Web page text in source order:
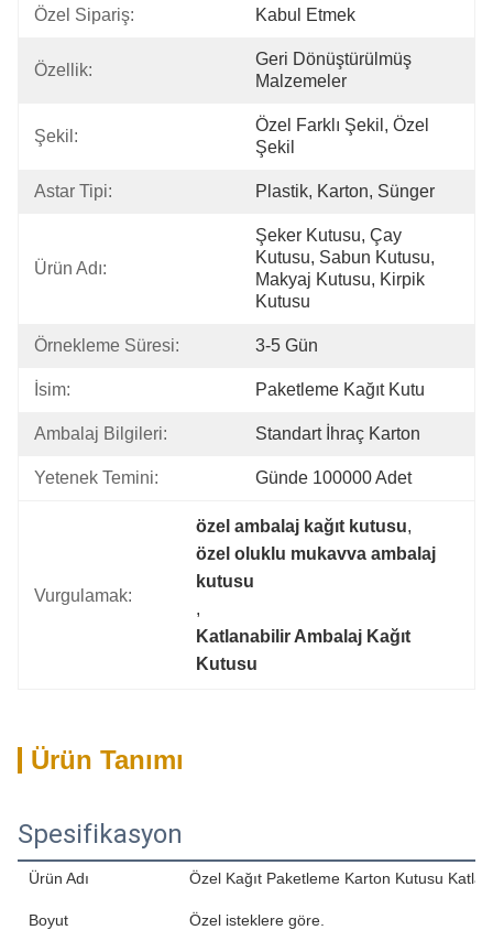
Özel Sipariş: Kabul Etmek
Özellik:
Geri Dönüştürülmüş
Malzemeler
Şekil:
Özel Farklı Şekil, Özel
Şekil
Astar Tipi: Plastik, Karton, Sünger
Ürün Adı:
Şeker Kutusu, Çay
Kutusu, Sabun Kutusu,
Makyaj Kutusu, Kirpik
Kutusu
Örnekleme Süresi: 3-5 Gün
İsim: Paketleme Kağıt Kutu
Ambalaj Bilgileri: Standart İhraç Karton
Yetenek Temini: Günde 100000 Adet
Vurgulamak:
özel ambalaj kağıt kutusu,
özel oluklu mukavva ambalaj
kutusu
,
Katlanabilir Ambalaj Kağıt
Kutusu
Ürün Tanımı
Spesifikasyon
Ürün Adı Özel Kağıt Paketleme Karton Kutusu
Boyut Özel isteklere göre.